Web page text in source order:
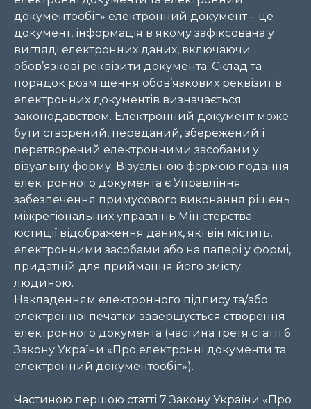
документообіг» електронний документ – це
документ, інформація в якому зафіксована у
вигляді електронних даних, включаючи
обов’язкові реквізити документа. Склад та
порядок розміщення обов’язкових реквізитів
електронних документів визначається
законодавством. Електронний документ може
бути створений, переданий, збережений і
перетворений електронними засобами у
візуальну форму. Візуальною формою подання
електронного документа є Управління
забезпечення примусового виконання рішень
міжрегіональних управлінь Міністерства
юстиції відображення даних, які він містить,
електронними засобами або на папері у формі,
придатній для приймання його змісту
людиною.
Накладенням електронного підпису та/або
електронної печатки завершується створення
електронного документа (частина третя статті 6
Закону України «Про електронні документи та
електронний документообіг»).
Частиною першою статті 7 Закону України «Про